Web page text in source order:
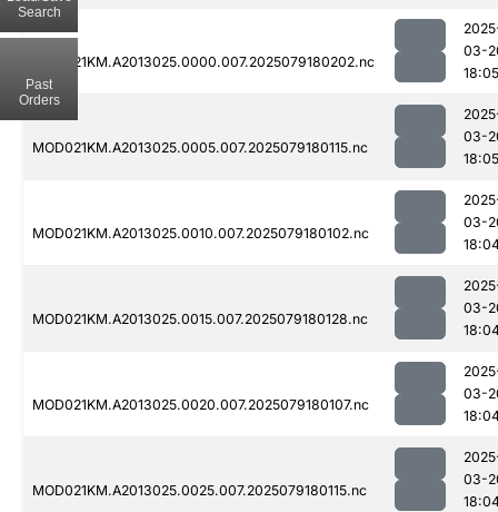
MOD021KM.A2013025.0000.007.2025079180202.nc
03-
18:05
MOD021KM.A2013025.0005.007.2025079180115.nc
03-
18:05
MOD021KM.A2013025.0010.007.2025079180102.nc
03-
MOD021KM.A2013025.0015.007.2025079180128.nc
03-
MOD021KM.A2013025.0020.007.2025079180107.nc
03-
MOD021KM.A2013025.0025.007.2025079180115.nc
03-
Search
Past
Orders